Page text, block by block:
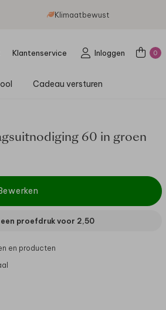
Klimaatbewust
Klantenservice Inloggen 0
Cadeau versturen
60 in groen
proefdruk voor 2,50
en producten